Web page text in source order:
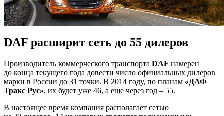
DAF расширит сеть до 55 дилеров
Производитель коммерческого транспорта DAF намерен
до конца текущего года довести число официальных дилеров
марки в России до 31 точки. В 2014 году, по планам «ДАФ
Тракс Рус», их будет уже 46, а еще через год – 55.
В настоящее время компания располагает сетью